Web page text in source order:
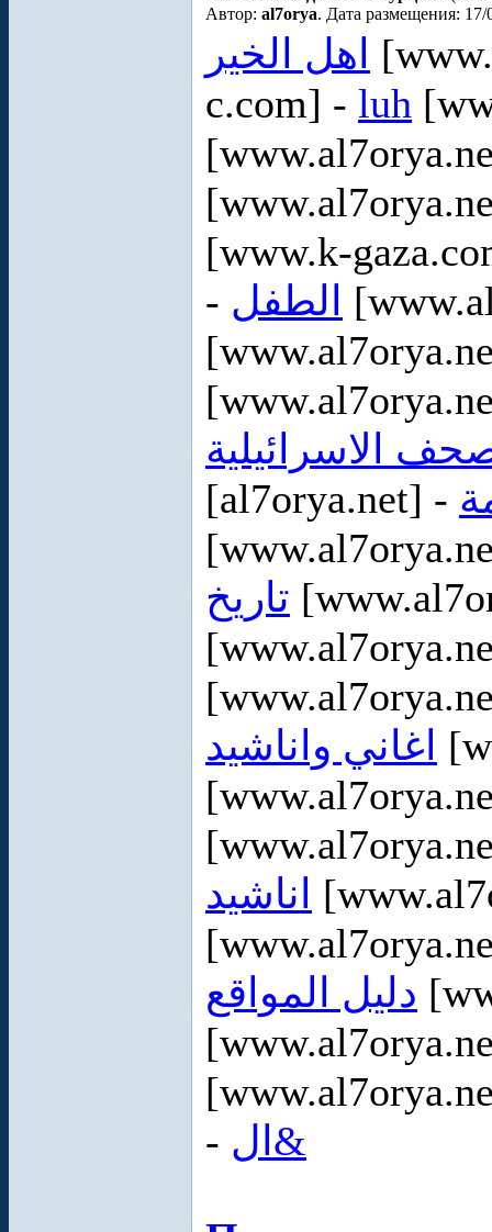
Автор: al7orya. Дата размещения: 17/
اهل الخير
c.com] - luh
[www.k-
- الطفل
الاسرائيلية
[al7orya.net] -
تاريخ
اغاني واناشيد
اناشيد
دليل المواقع
-
ال&